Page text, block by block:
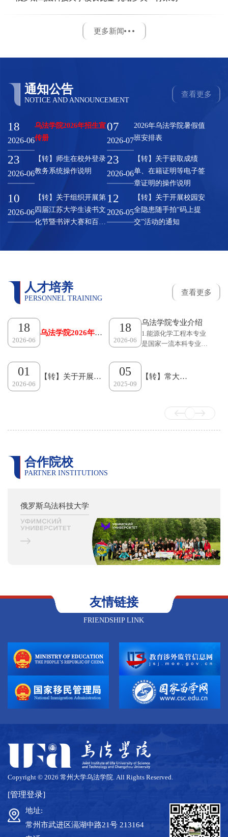
更多新闻
通知公告
NOTICE AND ANNOUNCEMENT
查看更多
18
2026-06
乌法学院2026年招生宣
传册
07
2026-07
2026年乌法学院暑假值
班安排表
23
2026-06
【转】师生在校外登录
教务系统操作说明
23
2026-06
【转】关于获取成绩
单、在籍证明等电子签
章证明的操作说明
10
2026-06
【转】关于组织开展第
四届江苏大学生读书文
化节暨书评大赛和百万
12
2026-05
【转】关于开展校园安
全隐患随手拍“码上提
交”活动的通知
人才培养
PERSONNEL TRAINING
查看更多
18
2026-06
乌法学院2026年招
18
2026-06
乌法学院专业介绍
1.能源化学工程本专业
是国家一流本科专业、
聚焦新能源开发（氢
容）及碳中和技术
（CO2转化、清洁燃
通式人才培养体系。依
托19个国家级、省级平
台和30余家企业基地，
以及多学科交叉优势，
培养金属材料工程应用
工程教育认证，并入选
江苏省产教融合品牌专
业。依托校企合作，培
术，能在互联网、金融
科技、智能制造等领
域，从事软件系统分
析、设计、运维及项目
管理。4.自动化专业本
专业秉持“智能驱动、
智控未来”理念，开设
干课程，强化学生的创
新意识与工程实践能
力，培养学生能在智能
源等领域，能够从事系
行管理等工作。
01
2026-06
【转】关于开展
05
2025-09
【转】常大
应届本科毕业生免试
合作院校
PARTNER INSTITUTIONS
俄罗斯乌法科技大学
友情链接
FRIENDSHIP LINK
Copyright © 2026 常州大学乌法学院. All Rights Reserved.
[管理登录]
地址:
常州市武进区滆湖中路21号 213164